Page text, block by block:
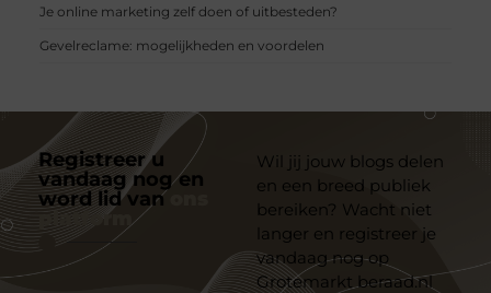
Je online marketing zelf doen of uitbesteden?
Gevelreclame: mogelijkheden en voordelen
Registreer u
vandaag nog en
word lid van
platform
Wil jij jouw blogs delen
en een breed publiek
bereiken? Wacht niet
langer en registreer je
vandaag nog op
Grotemarkt beraad.nl